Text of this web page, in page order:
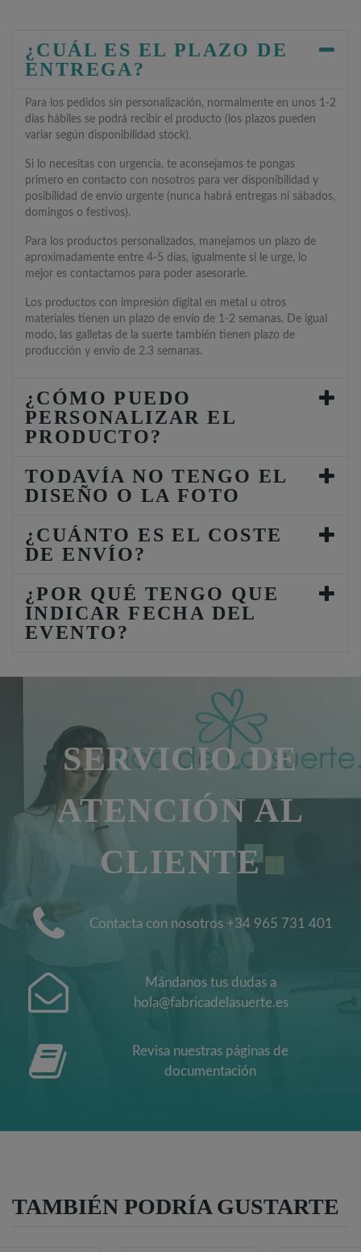
¿CUÁL ES EL PLAZO DE
ENTREGA?
Para los pedidos sin personalización, normalmente en unos 1-2
días hábiles se podrá recibir el producto (los plazos pueden
variar según disponibilidad stock).
Si lo necesitas con urgencia, te aconsejamos te pongas
primero en contacto con nosotros para ver disponibilidad y
posibilidad de envío urgente (nunca habrá entregas ni sábados,
domingos o festivos).
Para los productos personalizados, manejamos un plazo de
aproximadamente entre 4-5 días, igualmente si le urge, lo
mejor es contactarnos para poder asesorarle.
Los productos con impresión digital en metal u otros
materiales tienen un plazo de envío de 1-2 semanas. De igual
modo, las galletas de la suerte también tienen plazo de
producción y envío de 2.3 semanas.
¿CÓMO PUEDO
PERSONALIZAR EL
PRODUCTO?
TODAVÍA NO TENGO EL
DISEÑO O LA FOTO
¿CUÁNTO ES EL COSTE
DE ENVÍO?
¿POR QUÉ TENGO QUE
INDICAR FECHA DEL
EVENTO?
SERVICIO DE
ATENCIÓN AL
CLIENTE
Contacta con nosotros +34 965 731 401
Mándanos tus dudas a
hola@fabricadelasuerte.es
Revisa nuestras páginas de
documentación
TAMBIÉN PODRÍA GUSTARTE